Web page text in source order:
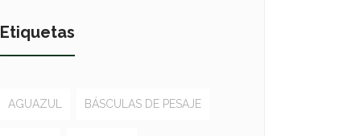
Etiquetas
AGUAZUL BÁSCULAS DE PESAJE